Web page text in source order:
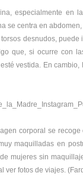
especialmente en
se centra en
desnudos,
que, si ocurre con
vestida. En
corporal se
maquilladas en
mujeres sin
ver fotos de viajes.